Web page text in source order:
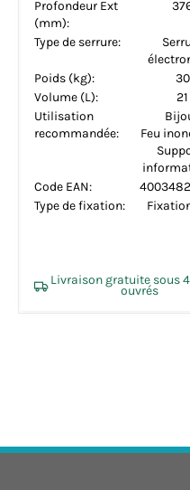
Type de serrure:
Poids (kg):
Volume (L):
Livraison gratuite sous
ouvrés